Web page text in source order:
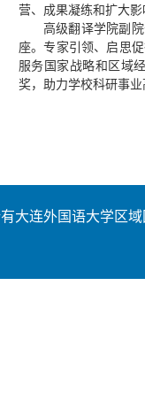
营、成果凝练和扩大
高级翻译学院副
座。专家引领、启思
服务国家战略和区域
奖，助力学校科研事
大连外国语大学区